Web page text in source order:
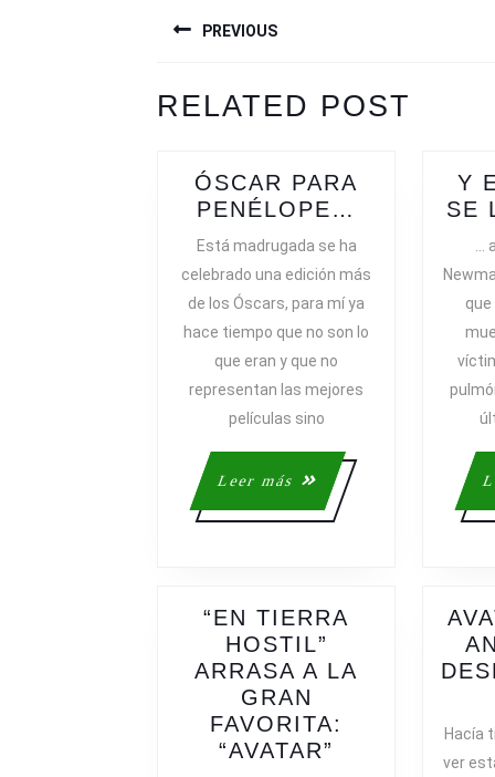
DE
ENTRADAS
PREVIOUS
post:
RELATED POST
ÓSCAR PARA
PENÉLOPE…
Está madrugada se ha
celebrado una edición más
de los Óscars, para mí ya
hace tiempo que no son lo
que eran y que no
representan las mejores
películas sino
Leer más
Leer
más
Y
SE
…
“EN TIERRA
HOSTIL”
ARRASA A LA
GRAN
FAVORITA:
“AVATAR”
Hacía
ver